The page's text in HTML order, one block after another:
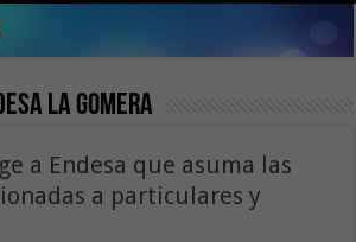
la Gomera
a Endesa que asuma las
a particulares y